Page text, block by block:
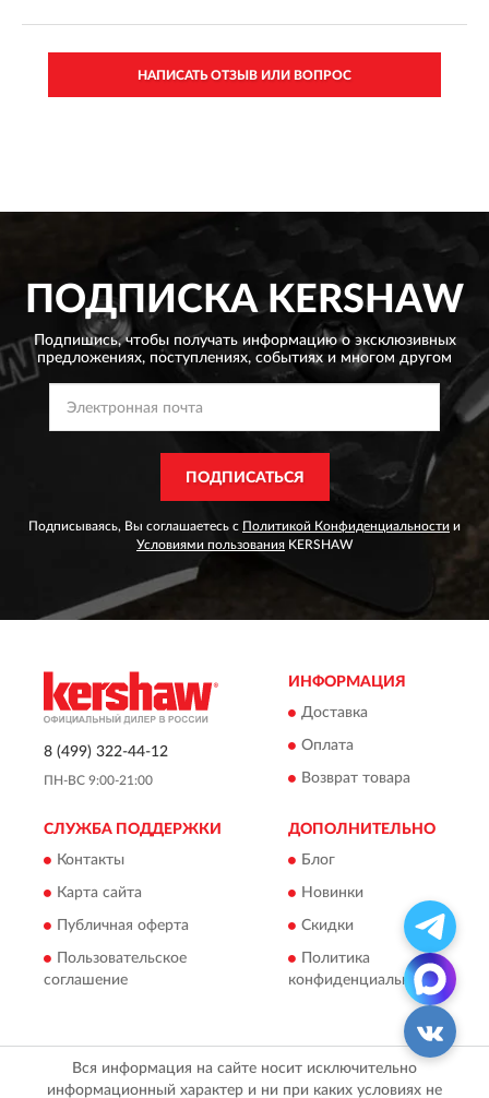
НАПИСАТЬ ОТЗЫВ ИЛИ ВОПРОС
ПОДПИСКАKERSHAW
Подпишись, чтобы получать информацию о эксклюзивных
предложениях, поступлениях, событиях и многом другом
ПОДПИСАТЬСЯ
Подписываясь, Вы соглашаетесь с Политикой Конфиденциальности и
Условиями пользования KERSHAW
8 (499) 322-44-12
ПН-ВС 9:00-21:00
ИНФОРМАЦИЯ
Доставка
Оплата
Возврат товара
СЛУЖБА ПОДДЕРЖКИ
Контакты
Карта сайта
Публичная оферта
Пользовательское
соглашение
ДОПОЛНИТЕЛЬНО
Блог
Новинки
Скидки
Политика
конфиденциальности
Вся информация на сайте носит исключительно
информационный характер и ни при каких условиях не